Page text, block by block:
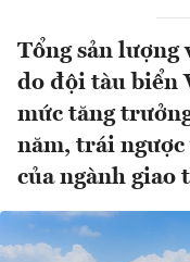
Tổng sản lượng
do đội tàu biển
mức tăng
năm, trái
của ngành giao